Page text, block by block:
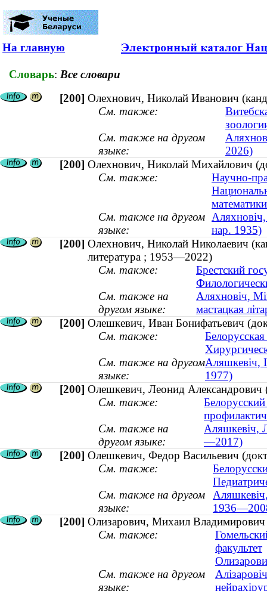
На главную
Словарь: Все словари
[200] Олехнович, Николай Иванович
См. также:
См. также на другом
языке:
2026)
[200] Олехнович, Николай Михайлович
См. также:
Научно-
См. также на другом
языке:
Аляхновіч,
нар. 1935)
[200] Олехнович, Николай Николаевич
литература ; 1953—2022)
См. также:
Брестский
См. также на
другом языке:
Аляхновіч,
мастацкая
[200] Олешкевич, Иван Бонифатьевич
См. также:
См. также на другом
языке:
Аляшкевіч,
1977)
[200] Олешкевич, Леонид Александрович
См. также:
См. также на
другом языке:
Аляшкевіч,
—2017)
[200] Олешкевич, Федор Васильевич
См. также:
См. также на другом
языке:
[200] Олизарович, Михаил Владимирович
См. также:
факультет
См. также на другом
языке: